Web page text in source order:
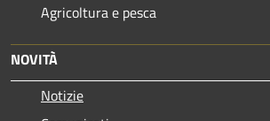
Agricoltura e pesca
NOVITÀ
Notizie